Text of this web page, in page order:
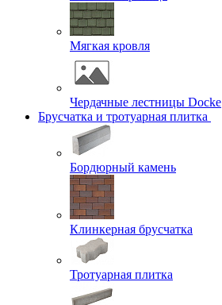
Мягкая кровля
Чердачные лестницы Docke
Брусчатка и тротуарная плитка
Бордюрный камень
Клинкерная брусчатка
Тротуарная плитка